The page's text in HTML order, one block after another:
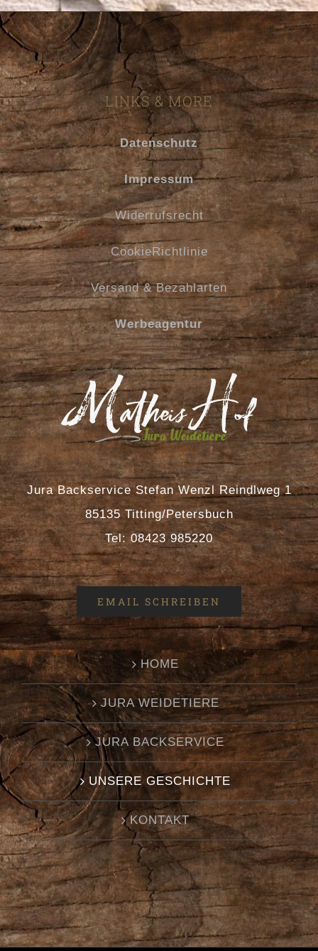
LINKS & MORE
Datenschutz
Impressum
Widerrufsrecht
CookieRichtlinie
Versand & Bezahlarten
Werbeagentur
Jura Backservice Stefan Wenzl Reindlweg 1
85135 Titting/Petersbuch
Tel: 08423 985220
EMAIL SCHREIBEN
HOME
JURA WEIDETIERE
JURA BACKSERVICE
UNSERE GESCHICHTE
KONTAKT